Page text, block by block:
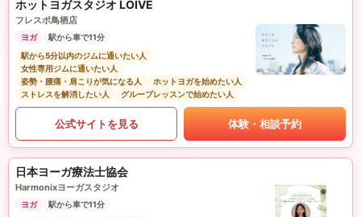
ホットヨガスタジオ LOIVE
フレスポ鳥栖店
ヨガ
駅から車で11分
駅から5分以内のジムに通いたい人
女性専用ジムに通いたい人
姿勢・腰痛・肩こりが気になる人
ホットヨガを始めたい人
ストレスを解消したい人
グループレッスンで始めたい人
公式サイトを見る 体験・相談予約
日本ヨーガ療法士協会
Harmonixヨーガスタジオ
ヨガ
駅から車で11分